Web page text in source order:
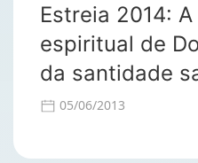
Estreia 2014:
espiritual de
da santidade
05/06/2013